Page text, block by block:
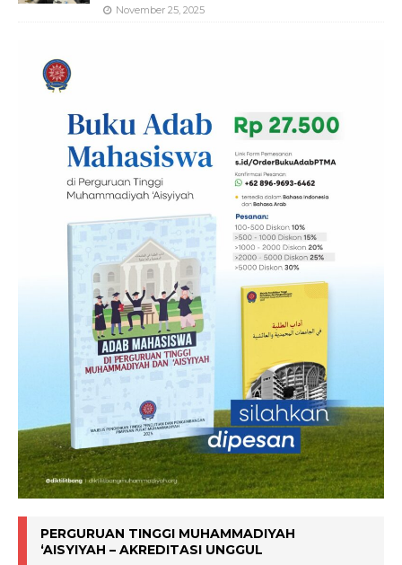
November 25, 2025
PERGURUAN TINGGI MUHAMMADIYAH
‘AISYIYAH – AKREDITASI UNGGUL